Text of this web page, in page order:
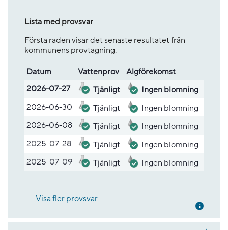
Lista med provsvar
Första raden visar det senaste resultatet från
kommunens provtagning.
Lista med provsvar
Datum Vatten­prov
Alg­före­komst
2026-07-27
Tjänligt
Ingen blomning
2026-06-30
Tjänligt
Ingen blomning
2026-06-08
Tjänligt
Ingen blomning
2025-07-28
Tjänligt
Ingen blomning
2025-07-09
Tjänligt Ingen blomning
Visa fler provsvar Mer